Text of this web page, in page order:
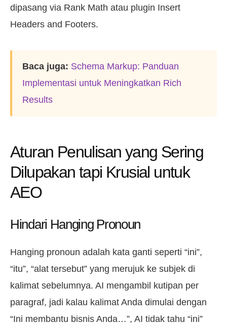
dipasang via Rank Math atau plugin Insert
Headers and Footers.
Baca juga: Schema Markup: Panduan
Implementasi untuk Meningkatkan Rich
Results
Aturan Penulisan yang Sering
Dilupakan tapi Krusial untuk
AEO
Hindari Hanging Pronoun
Hanging pronoun adalah kata ganti seperti “ini”,
“itu”, “alat tersebut” yang merujuk ke subjek di
kalimat sebelumnya. AI mengambil kutipan per
paragraf, jadi kalau kalimat Anda dimulai dengan
“Ini membantu bisnis Anda…”, AI tidak tahu “ini”